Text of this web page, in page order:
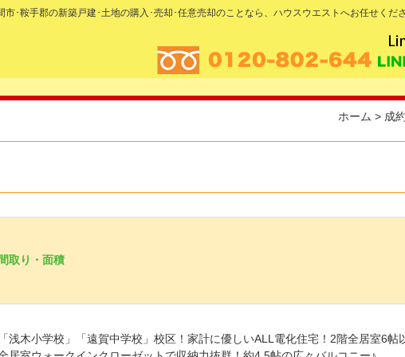
･鞍手郡の新築戸建･土地の購入･売却･任意売却のことなら、ハウスウエストへお任せくだ
ホーム > 成
間取り・面積
「浅木小学校」「遠賀中学校」校区！家計に優しいALL電化住宅！2階全居室6帖